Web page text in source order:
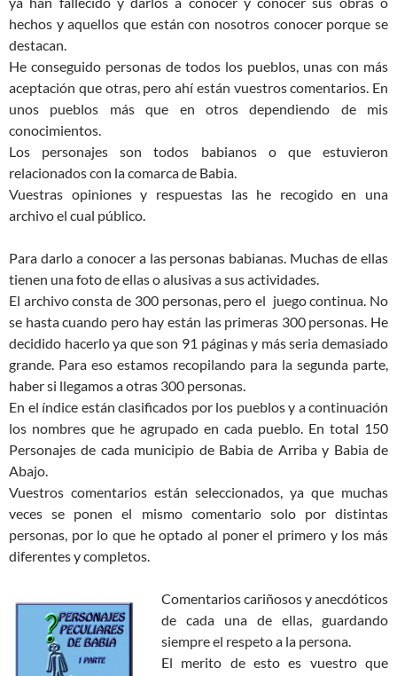
hechos y aquellos que están con nosotros conocer porque se
destacan.
He conseguido personas de todos los pueblos, unas con más
aceptación que otras, pero ahí están vuestros comentarios. En
unos pueblos más que en otros dependiendo de mis
conocimientos.
Los personajes son todos babianos o que estuvieron
relacionados con la comarca de Babia.
Vuestras opiniones y respuestas las he recogido en una
archivo el cual público.
Para darlo a conocer a las personas babianas. Muchas de ellas
tienen una foto de ellas o alusivas a sus actividades.
El archivo consta de 300 personas, pero el juego continua. No
se hasta cuando pero hay están las primeras 300 personas. He
decidido hacerlo ya que son 91 páginas y más seria demasiado
grande. Para eso estamos recopilando para la segunda parte,
haber si llegamos a otras 300 personas.
En el índice están clasificados por los pueblos y a continuación
los nombres que he agrupado en cada pueblo. En total 150
Personajes de cada municipio de Babia de Arriba y Babia de
Abajo.
Vuestros comentarios están seleccionados, ya que muchas
veces se ponen el mismo comentario solo por distintas
personas, por lo que he optado al poner el primero y los más
diferentes y completos.
Comentarios cariñosos y anecdóticos
de cada una de ellas, guardando
siempre el respeto a la persona.
El merito de esto es vuestro que